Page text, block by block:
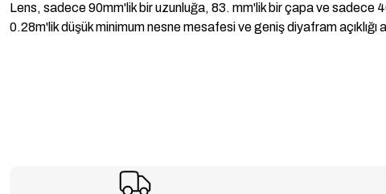
Lens, sadece 90mm'lik bir uzunluğa, 83. mm'lik bir çapa ve sadece
0.28m'lik düşük minimum nesne mesafesi ve geniş diyafram açıklığı